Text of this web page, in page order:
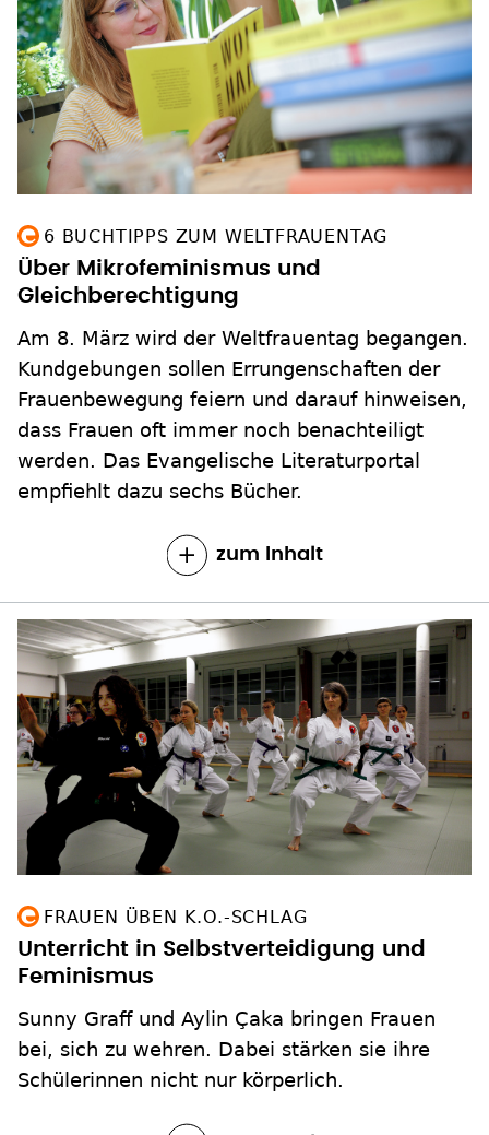
6 BUCHTIPPS ZUM WELTFRAUENTAG
Über Mikrofeminismus und
Gleichberechtigung
Am 8. März wird der Weltfrauentag begangen.
Kundgebungen sollen Errungenschaften der
Frauenbewegung feiern und darauf hinweisen,
dass Frauen oft immer noch benachteiligt
werden. Das Evangelische Literaturportal
empfiehlt dazu sechs Bücher.
zum Inhalt
FRAUEN ÜBEN K.O.-SCHLAG
Unterricht in Selbstverteidigung und
Feminismus
Sunny Graff und Aylin Çaka bringen Frauen
bei, sich zu wehren. Dabei stärken sie ihre
Schülerinnen nicht nur körperlich.